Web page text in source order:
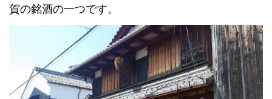
賀の銘酒の一つです。